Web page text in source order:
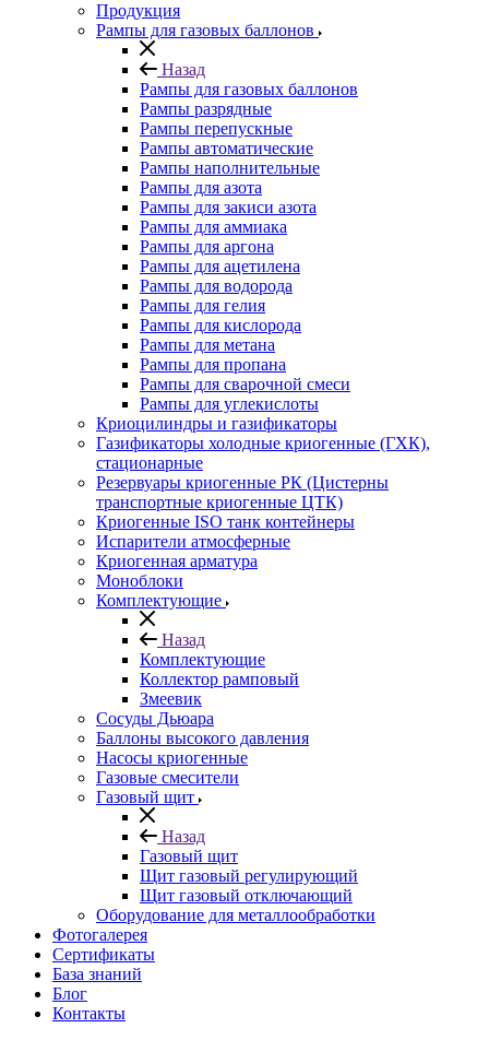
Продукция
Рампы для газовых баллонов
Назад
Рампы для газовых баллонов
Рампы разрядные
Рампы перепускные
Рампы автоматические
Рампы наполнительные
Рампы для азота
Рампы для закиси азота
Рампы для аммиака
Рампы для аргона
Рампы для ацетилена
Рампы для водорода
Рампы для гелия
Рампы для кислорода
Рампы для метана
Рампы для пропана
Рампы для сварочной смеси
Рампы для углекислоты
Криоцилиндры и газификаторы
Газификаторы холодные криогенные (ГХК),
стационарные
Резервуары криогенные РК (Цистерны
транспортные криогенные ЦТК)
Криогенные ISO танк контейнеры
Испарители атмосферные
Криогенная арматура
Моноблоки
Комплектующие
Назад
Комплектующие
Коллектор рамповый
Змеевик
Сосуды Дьюара
Баллоны высокого давления
Насосы криогенные
Газовые смесители
Газовый щит
Назад
Газовый щит
Щит газовый регулирующий
Щит газовый отключающий
Оборудование для металлообработки
Фотогалерея
Сертификаты
База знаний
Блог
Контакты